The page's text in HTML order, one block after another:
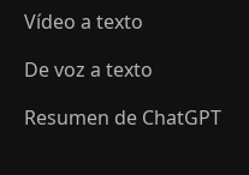
Vídeo a texto
De voz a texto
Resumen de ChatGPT